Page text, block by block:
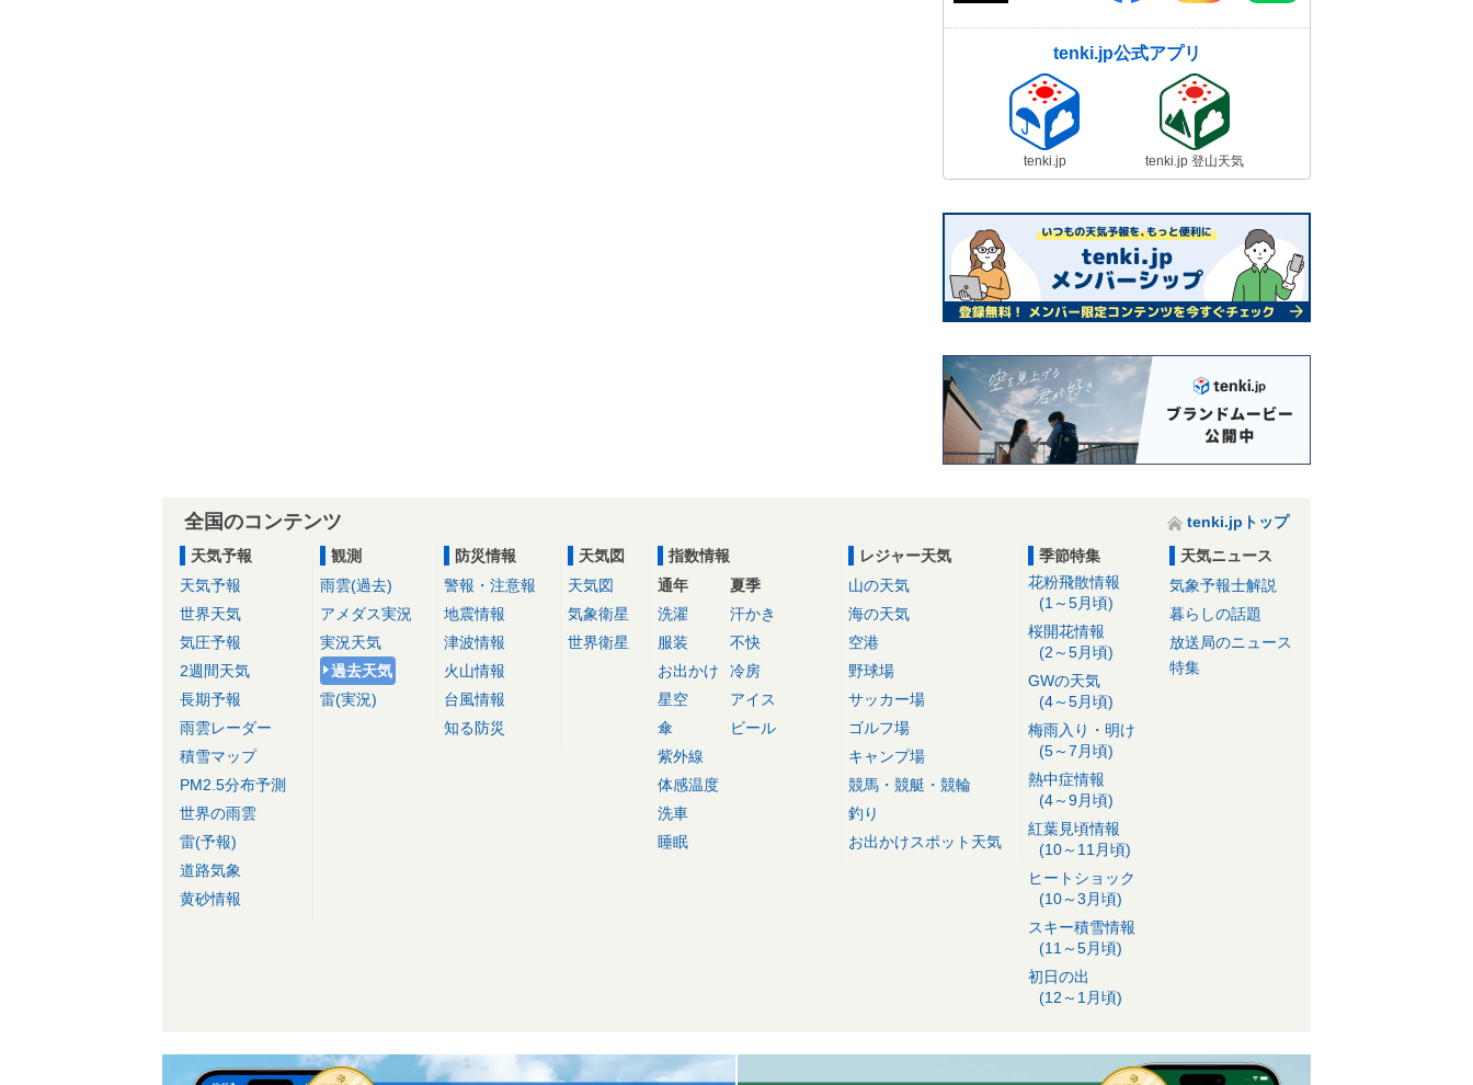
tenki.jp公式アプリ
tenki.jp tenki.jp 登山天気
全国のコンテンツ
tenki.jpトップ
天気予報
天気予報
世界天気
気圧予報
2週間天気
長期予報
雨雲レーダー
積雪マップ
PM2.5分布予測
世界の雨雲
雷(予報)
道路気象
黄砂情報
観測
雨雲(過去)
アメダス実況
実況天気
過去天気
雷(実況)
防災情報
警報・注意報
地震情報
津波情報
火山情報
台風情報
知る防災
天気図
天気図
気象衛星
世界衛星
指数情報
通年
洗濯
服装
お出かけ
星空
傘
紫外線
体感温度
洗車
睡眠
夏季
汗かき
不快
冷房
アイス
ビール
レジャー天気
山の天気
海の天気
空港
野球場
サッカー場
ゴルフ場
キャンプ場
競馬・競艇・競輪
釣り
お出かけスポット天気
季節特集
花粉飛散情報
(1～5月頃)
桜開花情報
(2～5月頃)
GWの天気
(4～5月頃)
梅雨入り・明け
(5～7月頃)
熱中症情報
(4～9月頃)
紅葉見頃情報
(10～11月頃)
ヒートショック
(10～3月頃)
スキー積雪情報
(11～5月頃)
初日の出
(12～1月頃)
天気ニュース
気象予報士解説
暮らしの話題
放送局のニュース
特集